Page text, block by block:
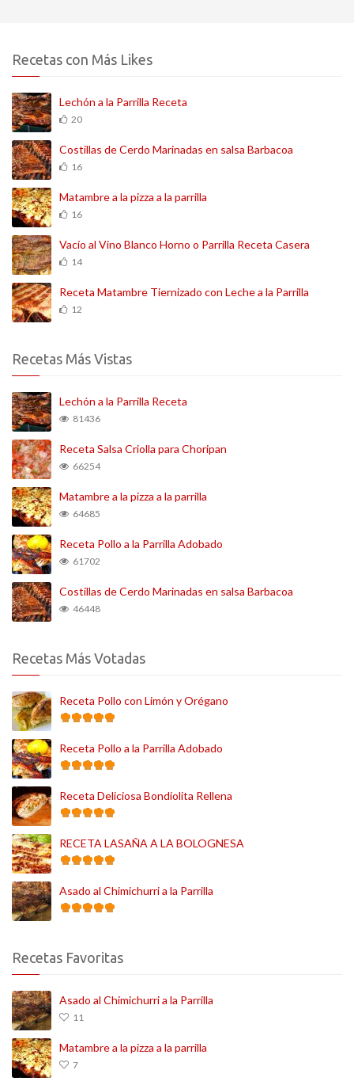
Recetas con Más Likes
Lechón a la Parrilla Receta
20
Costillas de Cerdo Marinadas en salsa Barbacoa
16
Matambre a la pizza a la parrilla
16
Vacío al Vino Blanco Horno o Parrilla Receta Casera
14
Receta Matambre Tiernizado con Leche a la Parrilla
12
Recetas Más Vistas
Lechón a la Parrilla Receta
81436
Receta Salsa Criolla para Choripan
66254
Matambre a la pizza a la parrilla
64685
Receta Pollo a la Parrilla Adobado
61702
Costillas de Cerdo Marinadas en salsa Barbacoa
46448
Recetas Más Votadas
Receta Pollo con Limón y Orégano
Receta Pollo a la Parrilla Adobado
Receta Deliciosa Bondiolita Rellena
RECETA LASAÑA A LA BOLOGNESA
Asado al Chimichurri a la Parrilla
Recetas Favoritas
Asado al Chimichurri a la Parrilla
11
Matambre a la pizza a la parrilla
7